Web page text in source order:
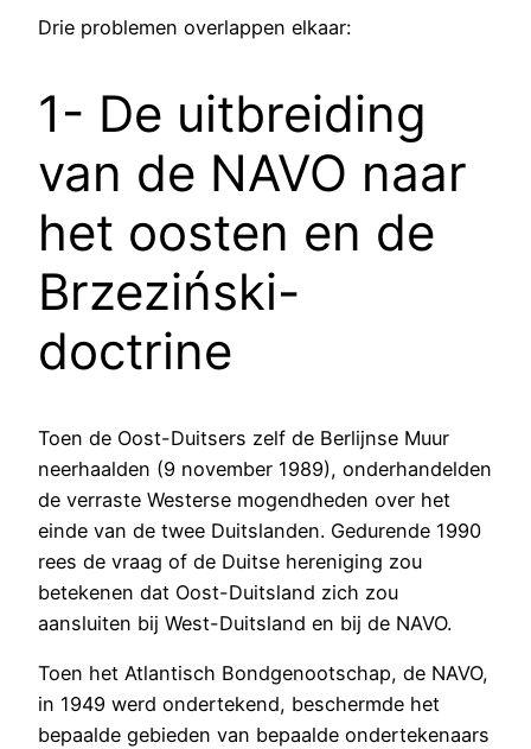
Drie problemen overlappen elkaar:
1- De uitbreiding
van de NAVO naar
het oosten en de
Brzeziński-
doctrine
Toen de Oost-Duitsers zelf de Berlijnse Muur
neerhaalden (9 november 1989), onderhandelden
de verraste Westerse mogendheden over het
einde van de twee Duitslanden. Gedurende 1990
rees de vraag of de Duitse hereniging zou
betekenen dat Oost-Duitsland zich zou
aansluiten bij West-Duitsland en bij de NAVO.
Toen het Atlantisch Bondgenootschap, de NAVO,
in 1949 werd ondertekend, beschermde het
bepaalde gebieden van bepaalde ondertekenaars